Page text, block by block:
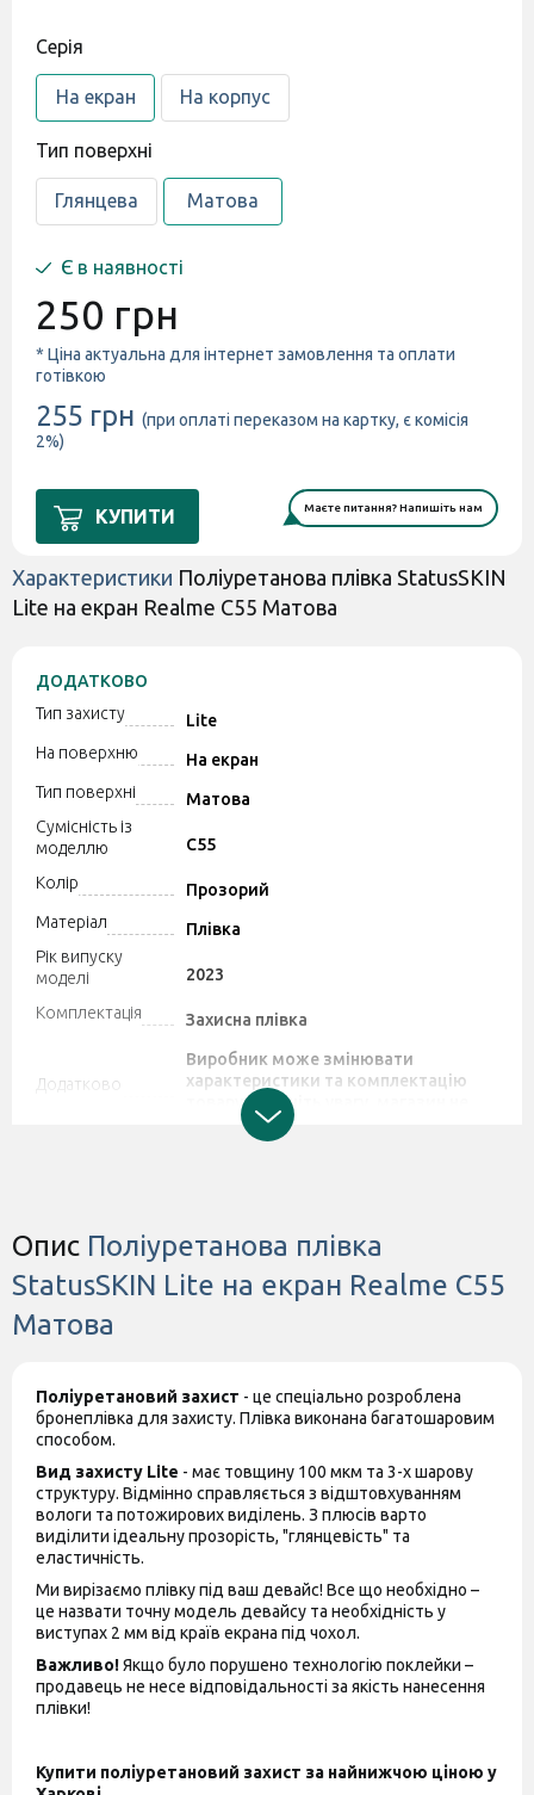
Серія
На екран На корпус
Тип поверхні
Глянцева Матова
Є в наявності
250 грн
* Ціна актуальна для інтернет замовлення та оплати
готівкою
255 грн (при оплаті переказом на картку, є комісія
2%)
КУПИТИ Маєте питання? Напишіть нам
Характеристики Поліуретанова плівка StatusSKIN
Lite на екран Realme C55 Матова
ДОДАТКОВО
Тип захисту
Lite
На поверхню
На екран
Тип поверхні
Матова
Сумісність із
моделлю
C55
Колір
Прозорий
Матеріал
Плівка
Рік випуску
моделі
2023
Комплектація
Захисна плівка
Додатково
Виробник може змінювати
характеристики та комплектацію
товару. Зверніть увагу, магазин не
приймає претензії щодо цих змін.
Опис Поліуретанова плівка
StatusSKIN Lite на екран Realme C55
Матова
Поліуретановий захист - це спеціально розроблена
бронеплівка для захисту. Плівка виконана багатошаровим
способом.
Вид захисту Lite - має товщину 100 мкм та 3-х шарову
структуру. Відмінно справляється з відштовхуванням
вологи та потожирових виділень. З плюсів варто
виділити ідеальну прозорість, "глянцевість" та
еластичність.
Ми вирізаємо плівку під ваш девайс! Все що необхідно –
це назвати точну модель девайсу та необхідність у
виступах 2 мм від країв екрана під чохол.
Важливо!Якщо було порушено технологію поклейки –
продавець не несе відповідальності за якість нанесення
плівки!
Купити поліуретановий захист за найнижчою ціною у